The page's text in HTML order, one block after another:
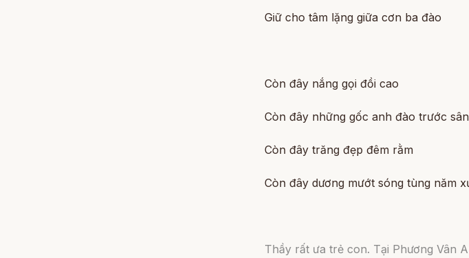
Giữ cho tâm lặng giữa cơn ba đào
Còn đây nắng gọi đồi cao
Còn đây những gốc anh đào trước sân
Còn đây trăng đẹp đêm rằm
Còn đây dương mướt sóng tùng năm
Thầy rất ưa trẻ con. Tại Phương Vân